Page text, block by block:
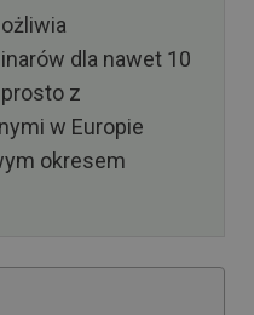
dla nawet 10
z
w Europie
okresem